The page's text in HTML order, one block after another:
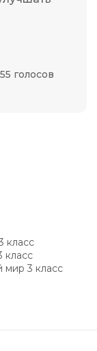
голосов
класс
класс
3 класс